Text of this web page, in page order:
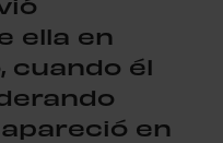
ella en
cuando él
en